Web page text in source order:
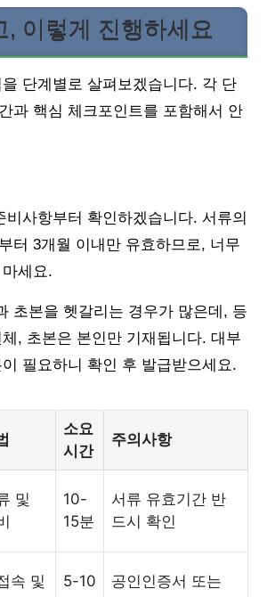
, 이렇게 진행하세요
단계별로 살펴보겠습니다. 각 단
과 핵심 체크포인트를 포함해서 안
비사항부터 확인하겠습니다. 서류의
터 3개월 이내만 유효하므로, 너무
세요.
초본을 헷갈리는 경우가 많은데, 등
, 초본은 본인만 기재됩니다. 대부
필요하니 확인 후 발급받으세요.
소요
시간
주의사항
및
10-
15분
서류 유효기간 반
드시 확인
속 및
5-10
공인인증서 또는